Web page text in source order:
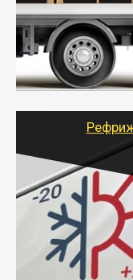
- Экономный
другой город -
грузоперевозки
дешевле.
- Тайгер
для погрузочно-
Газель (1,5 и 3